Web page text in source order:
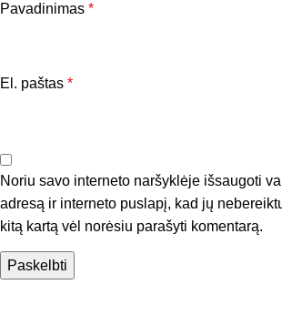
Pavadinimas *
El. paštas *
Noriu savo interneto naršyklėje išsaugoti
adresą ir interneto puslapį, kad jų
kitą kartą vėl norėsiu parašyti komentarą.